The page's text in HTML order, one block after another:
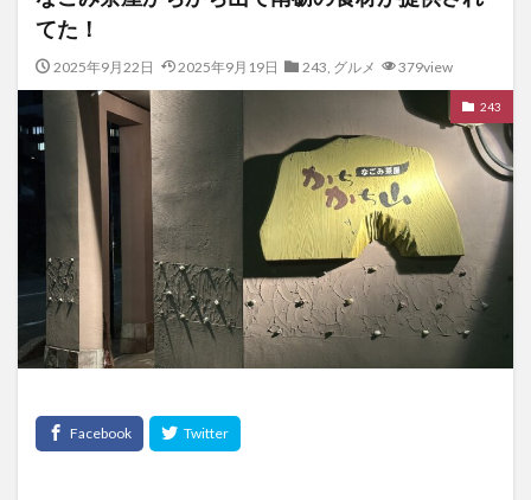
てた！
2025年9月22日 2025年9月19日 243, グルメ 379view
243